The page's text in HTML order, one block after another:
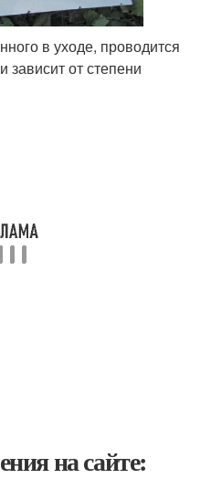
в уходе, проводится
от степени
на сайте: